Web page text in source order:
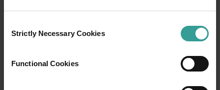
Selection
Strictly Necessary Cookies
Functional Cookies
honorons le lien permanent qu'ils entretiennent
reconnaissons et apprécions les contributions
générations, lesquelles ont permis à l'Ouest